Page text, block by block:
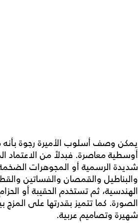
يمكن وصف أسلوب الأميرة رجوة بأنه
أوسطية معاصرة. فبدلاً من الاعتماد
شديدة الرسمية أو المجوهرات
والبناطيل والقمصان والفساتين
الهندسية، ثم تستخدم الحقيبة أو
الصورة. كما تتميز بقدرتها على المزج
شهيرة وتصاميم عربية.